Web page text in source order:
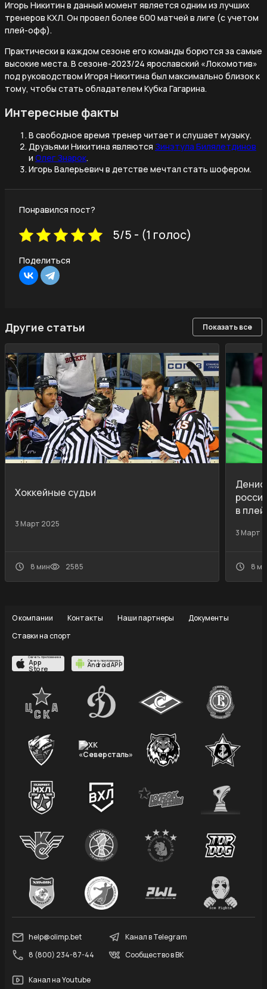
Игорь Никитин в данный момент является одним из лучших
тренеров КХЛ. Он провел более 600 матчей в лиге (с учетом
плей-офф).
Практически в каждом сезоне его команды борются за самые
высокие места. В сезоне-2023/24 ярославский «Локомотив»
под руководством Игоря Никитина был максимально близок к
тому, чтобы стать обладателем Кубка Гагарина.
Интересные факты
В свободное время тренер читает и слушает музыку.
Друзьями Никитина являются Зинэтула Билялетдинов
и Олег Знарок.
Игорь Валерьевич в детстве мечтал стать шофером.
Понравился пост?
5/5 - (1 голос)
Поделиться
Другие статьи Показать все
Хоккейные судьи
3 Март 2025
8 мин 2585
Денис
в
3 Март
8
О компании Контакты Наши партнеры
Документы
Ставки на спорт
Скачать приложение в
App
Store
Скачать приложение в
Android APP
help@olimp.bet
8 (800) 234-87-44
Канал в Telegram
Сообщество в ВК
Канал на Youtube